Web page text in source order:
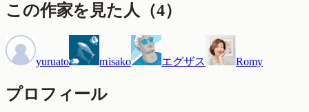
この作家を見た人 （4）
yuruato misako エグザス Romy
プロフィール